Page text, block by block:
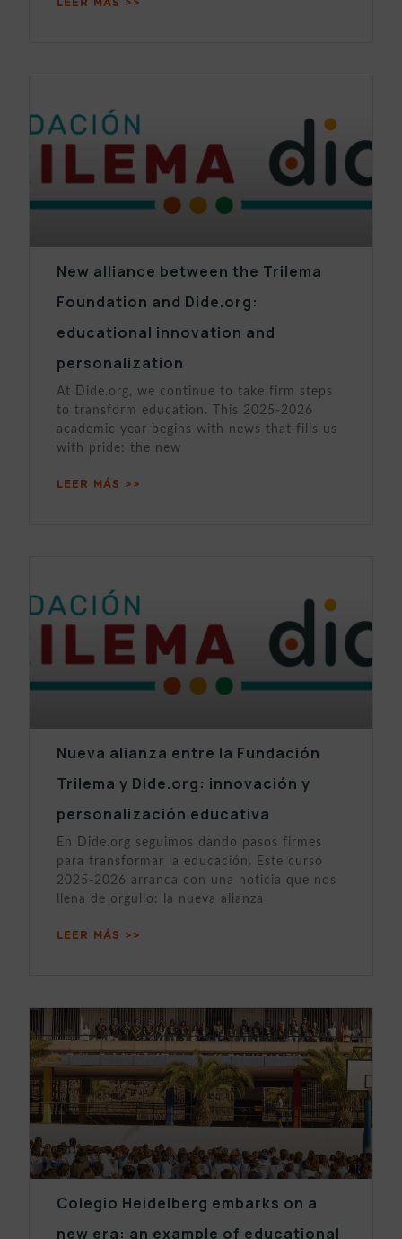
LEER MÁS >>
New alliance between the Trilema
Foundation and Dide.org:
educational innovation and
personalization
At Dide.org, we continue to take firm steps
to transform education. This 2025-2026
academic year begins with news that fills us
with pride: the new
LEER MÁS >>
Nueva alianza entre la Fundación
Trilema y Dide.org: innovación y
personalización educativa
En Dide.org seguimos dando pasos firmes
para transformar la educación. Este curso
2025-2026 arranca con una noticia que nos
llena de orgullo: la nueva alianza
LEER MÁS >>
Colegio Heidelberg embarks on a
new era: an example of educational